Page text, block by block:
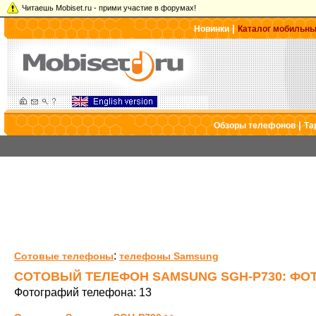
Читаешь Mobiset.ru - прими участие в форумах!
Новинки|Каталог
Обзоры телефонов|
Сотовые телефоны: телефоны Samsung
СОТОВЫЙ ТЕЛЕФОН SAMSUNG SGH-P730:
Фотографий телефона: 13